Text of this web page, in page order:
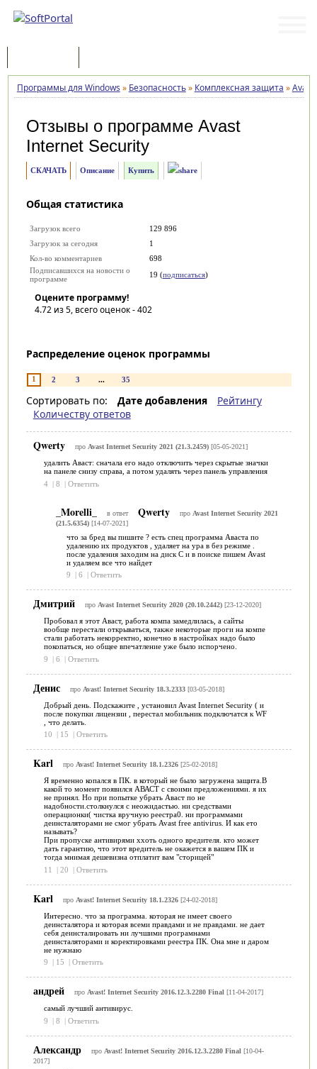
Программы для Windows » Безопасность» Комплексная защита »Avast
Отзывы о программе Avast
Internet Security
СКАЧАТЬ Описание Купить
Общая статистика
Загрузок всего
129 896
Загрузок за сегодня
1
Кол-во комментариев
698
Подписавшихся на новости о
программе
19 (подписаться)
Оцените программу!
4.72из 5, всего оценок -402
Распределение оценок программы
1 2 3 ... 35
Сортировать по: Дате добавления
Рейтингу
Количеству ответов
Qwerty про Avast Internet Security 2021 (21.3.2459)[05-05-2021]
удалить Аваст: сначала его надо отключить через скрытые значки
на панеле снизу справа, а потом удалять через панель управления
4 | 8 | Ответить
_Morelli_ в ответ Qwerty про Avast Internet Security 2021
(21.5.6354)[14-07-2021]
что за бред вы пишите ? есть спец программа Аваста по
удалению их продуктов , удаляет на ура в без режиме .
после удаления заходим на диск С и в поиске пишем Avast
и удаляем все что найдет
9
| 6 | Ответить
Дмитрий про Avast Internet Security 2020 (20.10.2442)[23-12-2020]
Пробовал я этот Аваст, работа компа замедлилась, а сайты
вообще перестали открываться, также некоторые проги на компе
стали работать некорректно, конечно в настройках надо было
покопаться, но общее впечатление уже было испорчено.
9
| 6 | Ответить
Денис про Avast! Internet Security 18.3.2333[03-05-2018]
Добрый день. Подскажите , установил Avast Internet Security ( и
после покупки лицензии , перестал мобильник подключатся к WF
, что делать.
10
| 15 | Ответить
Karl про Avast! Internet Security 18.1.2326[25-02-2018]
Я временно копался в ПК. в который не было загружена защита.В
какой то момент появился АВАСТ с своими предложениями. я их
не принял. Но при попытке убрать Аваст по не
надобности.столкнулся с неожидастью. ни средствами
операционки( чистка вручную реестра0. ни программами
деинсталяторами не смог убрать Avast free antivirus. И как ето
называть?
При пропуске антивирями ххоть одного вредителя. кто может
дать гарантию, что этот вредитель не окажется в вашем ПК и
тогда мнимая дешевизна отплатит вам "сторицей"
11
| 20 | Ответить
Karl про Avast! Internet Security 18.1.2326[24-02-2018]
Интересно. что за программа. которая не имеет своего
деинсталятора и которая всеми правдами и не правдами. не дает
себя деинсталировать ни лучшими програмнами
деинсталяторами и коректировками реестра ПК. Она мне и даром
не нужнаю
9
| 15 | Ответить
андрей про Avast! Internet Security 2016.12.3.2280 Final [11-04-2017]
самый лучший антивирус.
9
| 8 | Ответить
Александр про Avast! Internet Security 2016.12.3.2280 Final [10-04-
2017]